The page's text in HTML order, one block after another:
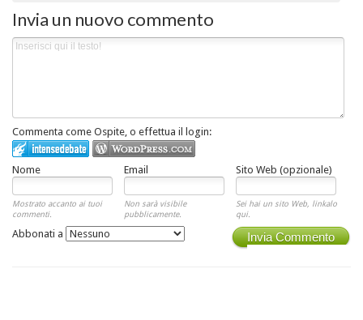
Invia un nuovo commento
Commenta come Ospite, o effettua il login:
Nome Email Sito Web (opzionale)
Mostrato accanto ai tuoi
commenti.
Non sarà visibile
pubblicamente.
Sei hai un sito Web, linkalo
qui.
Invia Commento
Abbonati a